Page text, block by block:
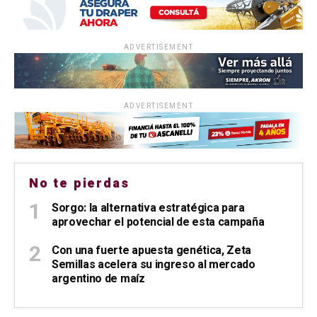
ADVERTISEMENT
ADVERTISEMENT
No te pierdas
Sorgo: la alternativa estratégica para
aprovechar el potencial de esta campaña
Con una fuerte apuesta genética, Zeta
Semillas acelera su ingreso al mercado
argentino de maíz